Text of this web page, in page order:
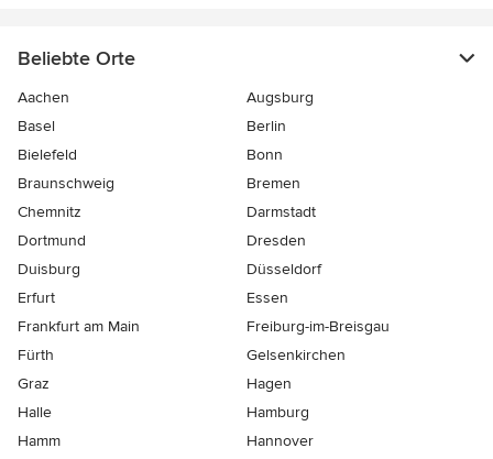
Beliebte Orte
Aachen
Augsburg
Basel
Berlin
Bielefeld
Bonn
Braunschweig
Bremen
Chemnitz
Darmstadt
Dortmund
Dresden
Duisburg
Düsseldorf
Erfurt
Essen
Frankfurt am Main
Freiburg-im-Breisgau
Fürth
Gelsenkirchen
Graz
Hagen
Halle
Hamburg
Hamm
Hannover